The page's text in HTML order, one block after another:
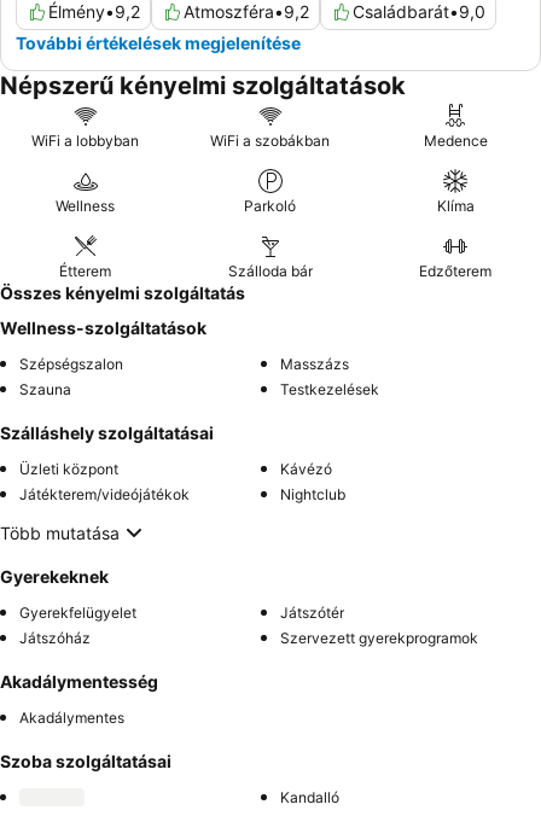
Élmény•9,2 Atmoszféra•9,2 Családbarát•9,0
További értékelések megjelenítése
Népszerű kényelmi szolgáltatások
WiFi a lobbyban WiFi a szobákban Medence
Wellness Parkoló Klíma
Étterem Szálloda bár Edzőterem
Összes kényelmi szolgáltatás
Wellness-szolgáltatások
Szépségszalon
Masszázs
Szauna
Testkezelések
Szálláshely szolgáltatásai
Üzleti központ
Kávézó
Játékterem/videójátékok
Nightclub
Több mutatása
Gyerekeknek
Gyerekfelügyelet
Játszótér
Játszóház
Szervezett gyerekprogramok
Akadálymentesség
Akadálymentes
Szoba szolgáltatásai
Kandalló